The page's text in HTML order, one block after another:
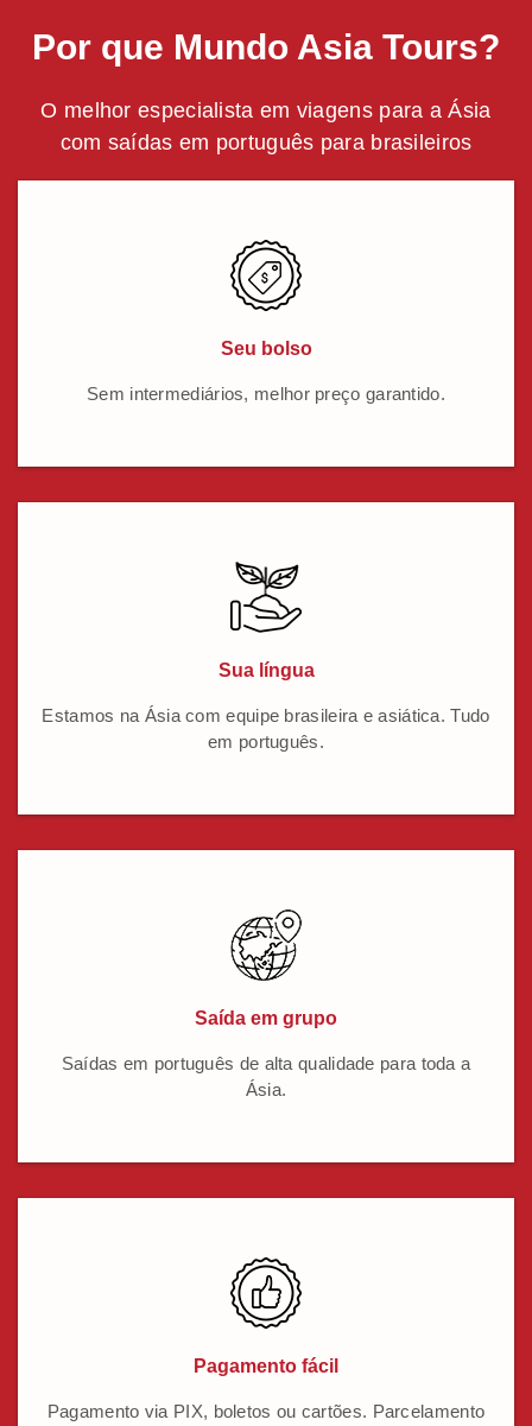
Por que Mundo Asia Tours?
O melhor especialista em viagens para a Ásia
com saídas em português para brasileiros
Seu bolso
Sem intermediários, melhor preço garantido.
Sua língua
Estamos na Ásia com equipe brasileira e asiática. Tudo
em português.
Saída em grupo
Saídas em português de alta qualidade para toda a
Ásia.
Pagamento fácil
Pagamento via PIX, boletos ou cartões. Parcelamento